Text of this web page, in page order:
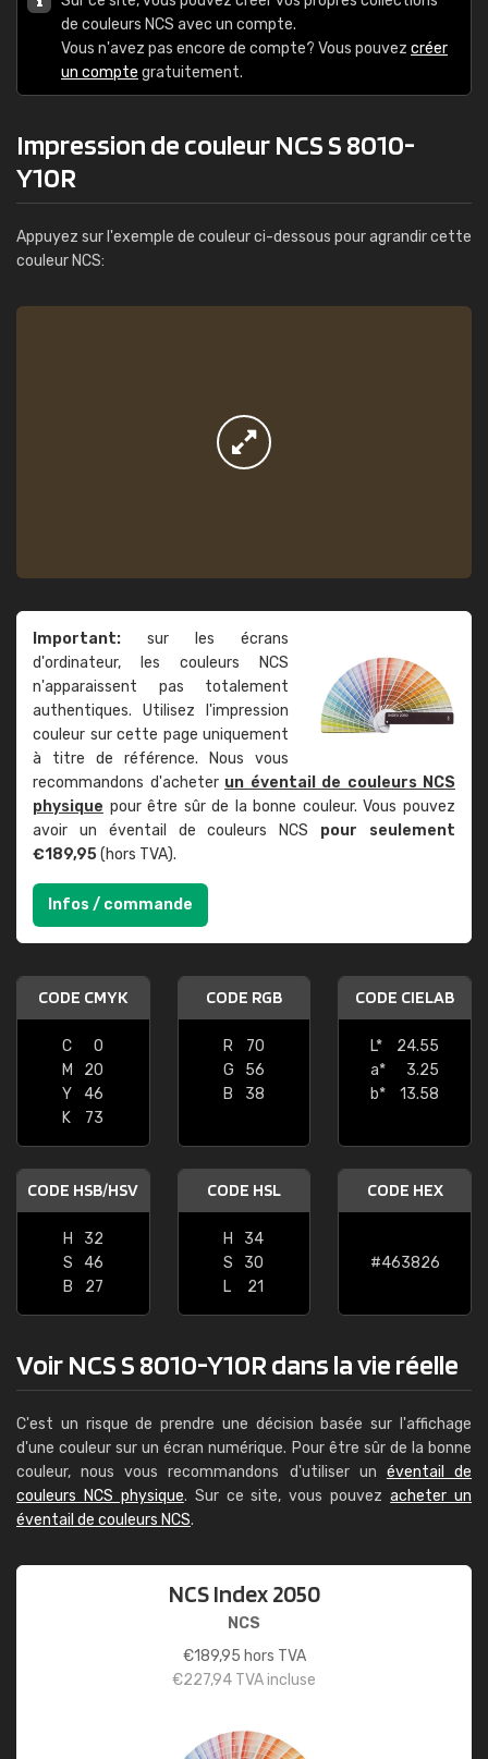
de couleurs NCS avec un compte.
Vous n'avez pas encore de compte? Vous pouvez créer
un compte gratuitement.
Impression de couleur NCS S 8010-
Y10R
Appuyez sur l'exemple de couleur ci-dessous pour agrandir cette
couleur NCS:
Important: sur les écrans
d'ordinateur, les couleurs NCS
n'apparaissent pas totalement
authentiques. Utilisez l'impression
couleur sur cette page uniquement
à titre de référence. Nous vous
recommandons d'acheter un éventail de couleurs NCS
physique pour être sûr de la bonne couleur. Vous pouvez
avoir un éventail de couleurs NCS pour seulement
€189,95(hors TVA).
Infos / commande
CODE CMYK
C
0
M
20
Y
46
K
73
CODE RGB
R
70
G
56
B
38
CODE CIELAB
L*
24.55
a*
3.25
b*
13.58
CODE HSB/HSV
H
32
S
46
B
27
CODE HSL
H
34
S
30
L
21
CODE HEX
#463826
Voir NCS S 8010-Y10R dans la vie réelle
C'est un risque de prendre une décision basée sur l'affichage
d'une couleur sur un écran numérique. Pour être sûr de la bonne
couleur, nous vous recommandons d'utiliser un éventail de
couleurs NCS physique. Sur ce site, vous pouvezacheter un
éventail de couleurs NCS.
NCS Index 2050
NCS
€189,95 hors TVA
€227,94 TVA incluse